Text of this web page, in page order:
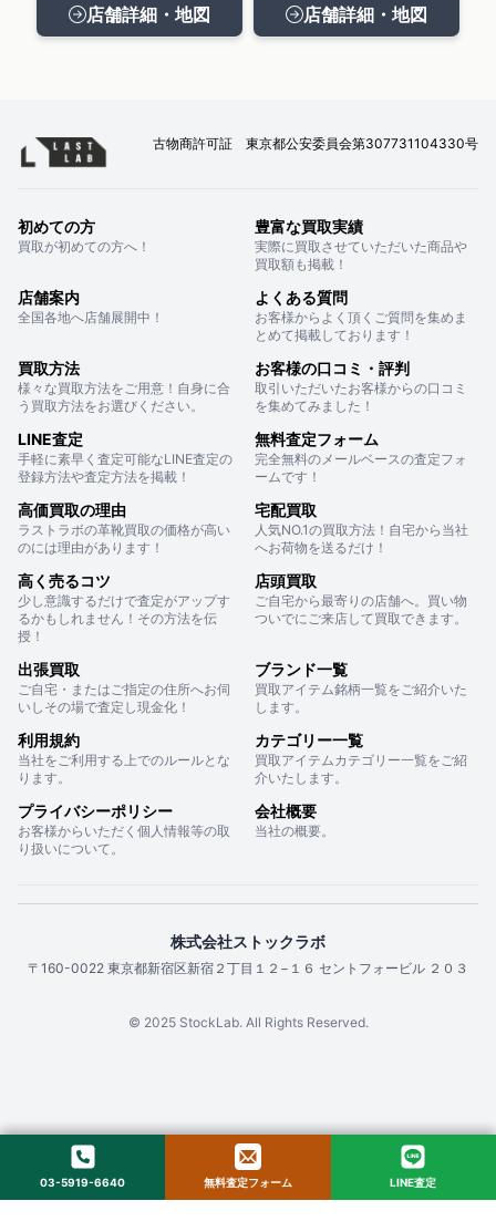
店舗詳細・地図 店舗詳細・地図
古物商許可証 東京都公安委員会第307731104330号
初めての方
買取が初めての方へ！
豊富な買取実績
実際に買取させていただいた商品や
買取額も掲載！
店舗案内
全国各地へ店舗展開中！
よくある質問
お客様からよく頂くご質問を集めま
とめて掲載しております！
買取方法
様々な買取方法をご用意！自身に合
う買取方法をお選びください。
お客様の口コミ・評判
取引いただいたお客様からの口コミ
を集めてみました！
LINE査定
手軽に素早く査定可能なLINE査定の
登録方法や査定方法を掲載！
無料査定フォーム
完全無料のメールベースの査定フォ
ームです！
高価買取の理由
ラストラボの革靴買取の価格が高い
のには理由があります！
宅配買取
人気NO.1の買取方法！自宅から当社
へお荷物を送るだけ！
高く売るコツ
少し意識するだけで査定がアップす
るかもしれません！その方法を伝
授！
店頭買取
ご自宅から最寄りの店舗へ。買い物
ついでにご来店して買取できます。
出張買取
ご自宅・またはご指定の住所へお伺
いしその場で査定し現金化！
ブランド一覧
買取アイテム銘柄一覧をご紹介いた
します。
利用規約
当社をご利用する上でのルールとな
ります。
カテゴリー一覧
買取アイテムカテゴリー一覧をご紹
介いたします。
プライバシーポリシー
お客様からいただく個人情報等の取
り扱いについて。
会社概要
当社の概要。
株式会社ストックラボ
〒160-0022 東京都新宿区新宿２丁目１２−１６ セントフォービル ２０３
© 2025 StockLab. All Rights Reserved.
03-5919-6640 無料査定フォーム LINE査定